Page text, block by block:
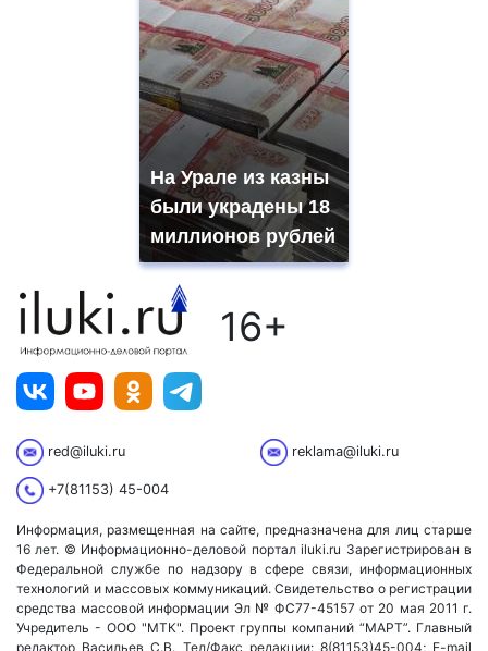
На Урале из казны
были украдены 18
миллионов рублей
16+
red@iluki.ru reklama@iluki.ru
+7(81153) 45-004
Информация, размещенная на сайте, предназначена для лиц старше
16 лет. © Информационно-деловой портал iluki.ru Зарегистрирован в
Федеральной службе по надзору в сфере связи, информационных
технологий и массовых коммуникаций. Свидетельство о регистрации
средства массовой информации Эл № ФС77-45157 от 20 мая 2011 г.
Учредитель - ООО "МТК". Проект группы компаний “МАРТ”. Главный
редактор Васильев С.В. Тел/Факс редакции: 8(81153)45-004; E-mail